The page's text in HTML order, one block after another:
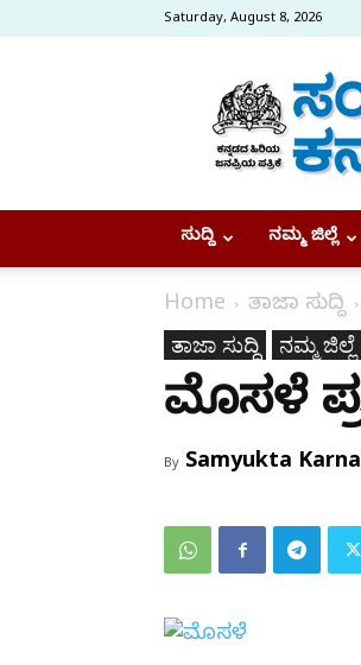
Saturday, August 8, 2026
ಸುದ್ದಿ ನಮ್ಮ ಜಿಲ್ಲೆ
Home ತಾಜಾ ಸುದ್ದಿ
ತಾಜಾ ಸುದ್ದಿ ನಮ್ಮ ಜಿಲ್ಲೆ
ಮೊಸಳೆ
By Samyukta